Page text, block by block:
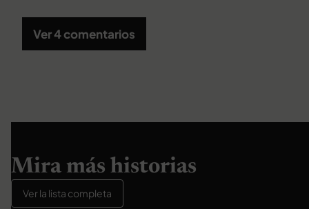
Ver 4 comentarios
Mira más historias
Ver la lista completa